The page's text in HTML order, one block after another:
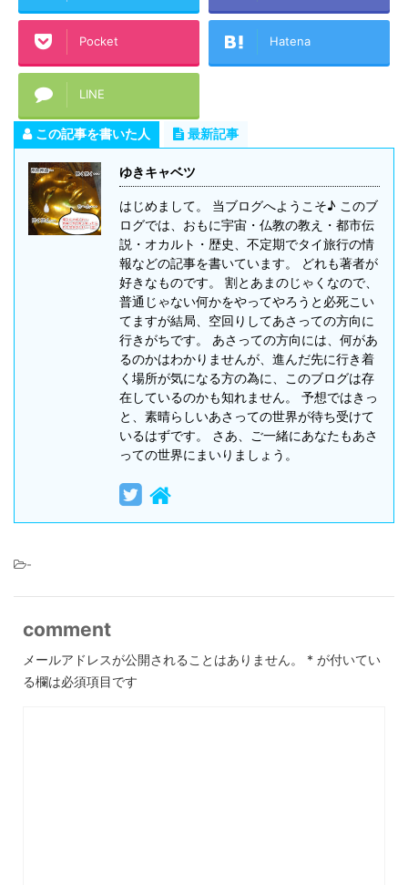
Pocket Hatena
LINE
この記事を書いた人 最新記事
ゆきキャベツ
はじめまして。 当ブログへようこそ♪ このブ
ログでは、おもに宇宙・仏教の教え・都市伝
説・オカルト・歴史、不定期でタイ旅行の情
報などの記事を書いています。 どれも著者が
好きなものです。 割とあまのじゃくなので、
普通じゃない何かをやってやろうと必死こい
てますが結局、空回りしてあさっての方向に
行きがちです。 あさっての方向には、何があ
るのかはわかりませんが、進んだ先に行き着
く場所が気になる方の為に、このブログは存
在しているのかも知れません。 予想ではきっ
と、素晴らしいあさっての世界が待ち受けて
いるはずです。 さあ、ご一緒にあなたもあさ
っての世界にまいりましょう。
-
comment
メールアドレスが公開されることはありません。 * が付いてい
る欄は必須項目です